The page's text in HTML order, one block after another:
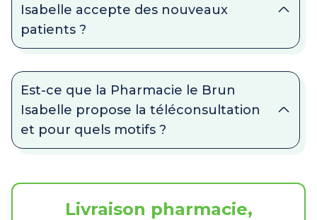
Isabelle accepte des nouveaux
patients ?
Est-ce que la Pharmacie le Brun
Isabelle propose la téléconsultation
et pour quels motifs ?
Livraison pharmacie,